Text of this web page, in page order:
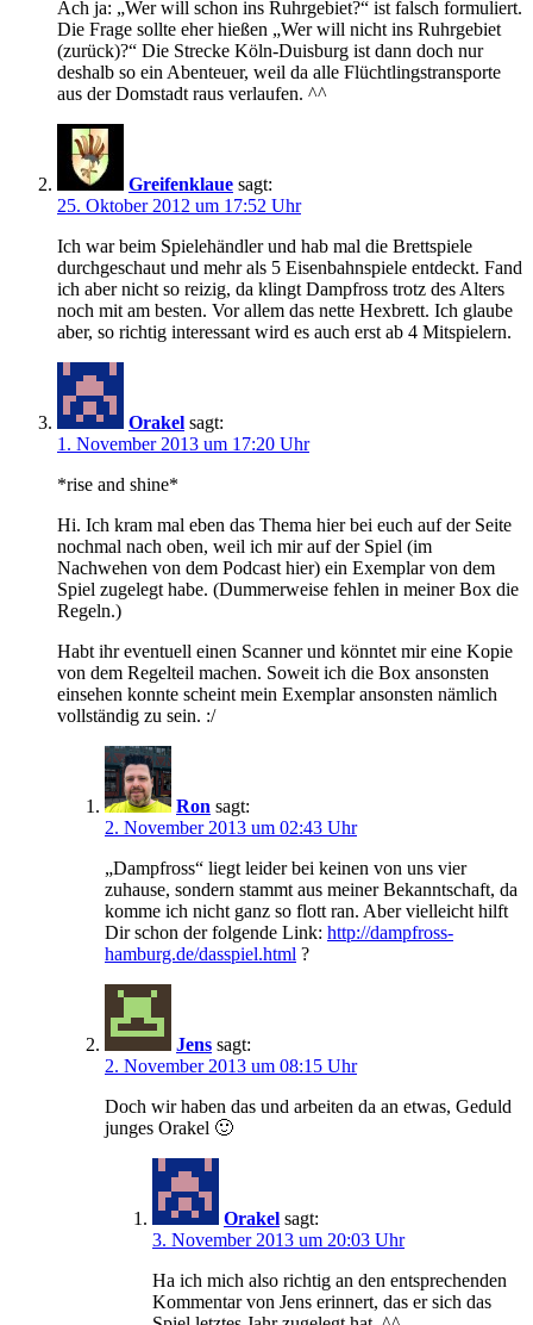
Ach ja: „Wer will schon ins Ruhrgebiet?“ ist falsch formuliert.
Die Frage sollte eher hießen „Wer will nicht ins Ruhrgebiet
(zurück)?“ Die Strecke Köln-Duisburg ist dann doch nur
deshalb so ein Abenteuer, weil da alle Flüchtlingstransporte
aus der Domstadt raus verlaufen. ^^
Greifenklaue sagt:
25. Oktober 2012 um 17:52 Uhr
Ich war beim Spielehändler und hab mal die Brettspiele
durchgeschaut und mehr als 5 Eisenbahnspiele entdeckt. Fand
ich aber nicht so reizig, da klingt Dampfross trotz des Alters
noch mit am besten. Vor allem das nette Hexbrett. Ich glaube
aber, so richtig interessant wird es auch erst ab 4 Mitspielern.
Orakel sagt:
1. November 2013 um 17:20 Uhr
*rise and shine*
Hi. Ich kram mal eben das Thema hier bei euch auf der Seite
nochmal nach oben, weil ich mir auf der Spiel (im
Nachwehen von dem Podcast hier) ein Exemplar von dem
Spiel zugelegt habe. (Dummerweise fehlen in meiner Box die
Regeln.)
Habt ihr eventuell einen Scanner und könntet mir eine Kopie
von dem Regelteil machen. Soweit ich die Box ansonsten
einsehen konnte scheint mein Exemplar ansonsten nämlich
vollständig zu sein. :/
Ron sagt:
2. November 2013 um 02:43 Uhr
„Dampfross“ liegt leider bei keinen von uns vier
zuhause, sondern stammt aus meiner Bekanntschaft, da
komme ich nicht ganz so flott ran. Aber vielleicht hilft
Dir schon der folgende Link: http://dampfross-
hamburg.de/dasspiel.html ?
Jens sagt:
2. November 2013 um 08:15 Uhr
Doch wir haben das und arbeiten da an etwas, Geduld
junges Orakel 🙂
Orakel sagt:
3. November 2013 um 20:03 Uhr
Ha ich mich also richtig an den entsprechenden
Kommentar von Jens erinnert, das er sich das